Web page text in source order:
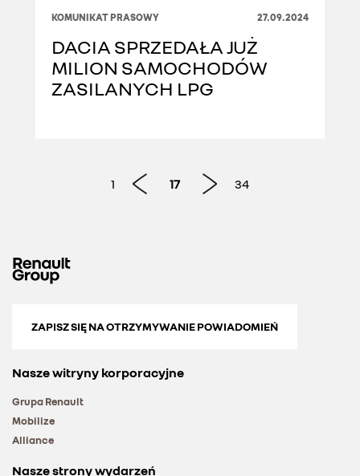
KOMUNIKAT PRASOWY 27.09.2024
DACIA SPRZEDAŁA JUŻ
MILION SAMOCHODÓW
ZASILANYCH LPG
1 17 34
ZAPISZ SIĘ NA OTRZYMYWANIE POWIADOMIEŃ
Nasze witryny korporacyjne
Grupa Renault
Mobilize
Alliance
Nasze strony wydarzeń